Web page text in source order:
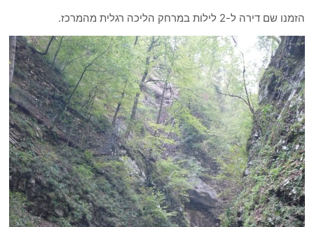
דירה ל-2 לילות במרחק הליכה רגלית מהמרכז.